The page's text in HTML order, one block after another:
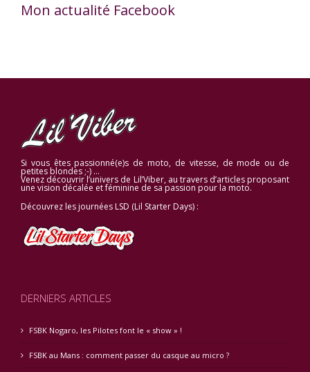
Mon actualité Facebook
Si vous êtes passionné(e)s de moto, de vitesse, de mode ou de
petites blondes ;-) …
Venez découvrir l’univers de Lil’Viber, au travers d’articles proposant
une vision décalée et féminine de sa passion pour la moto.
Découvrez les journées LSD (Lil Starter Days) :
DERNIERS ARTICLES
FSBK Nogaro, les Pilotes font le « show » !
FSBK au Mans : comment passer du casque au micro ?